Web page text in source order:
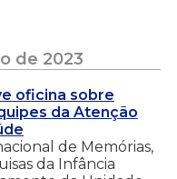
de 2023
oficina sobre
da Atenção
de Memórias,
da Infância